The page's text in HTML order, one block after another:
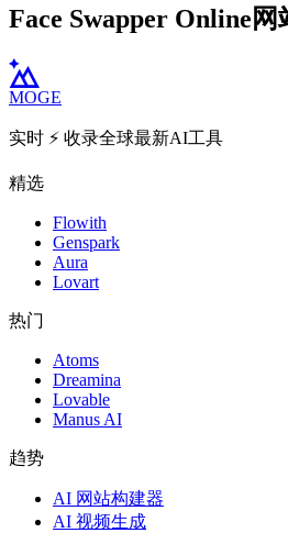
Face Swapper Online网
MOGE
实时 ⚡️ 收录全球最新AI工具
精选
Flowith
Genspark
Aura
Lovart
热门
Atoms
Dreamina
Lovable
Manus AI
趋势
AI 网站构建器
AI 视频生成